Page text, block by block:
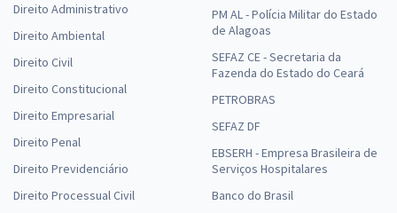
Direito Administrativo
Direito Ambiental
Direito Civil
Direito Constitucional
Direito Empresarial
Direito Penal
Direito Previdenciário
Direito Processual Civil
PM AL - Polícia Militar do Estado
de Alagoas
SEFAZ CE - Secretaria da
Fazenda do Estado do Ceará
PETROBRAS
SEFAZ DF
EBSERH - Empresa Brasileira de
Serviços Hospitalares
Banco do Brasil